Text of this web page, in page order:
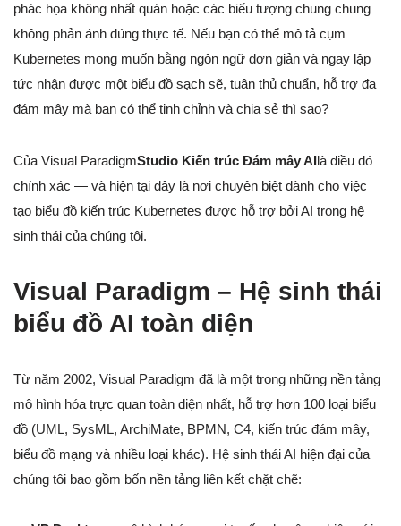
phác họa không nhất quán hoặc các biểu tượng chung chung
không phản ánh đúng thực tế. Nếu bạn có thể mô tả cụm
Kubernetes mong muốn bằng ngôn ngữ đơn giản và ngay lập
tức nhận được một biểu đồ sạch sẽ, tuân thủ chuẩn, hỗ trợ đa
đám mây mà bạn có thể tinh chỉnh và chia sẻ thì sao?
Của Visual ParadigmStudio Kiến trúc Đám mây AIlà điều đó
chính xác — và hiện tại đây là nơi chuyên biệt dành cho việc
tạo biểu đồ kiến trúc Kubernetes được hỗ trợ bởi AI trong hệ
sinh thái của chúng tôi.
Visual Paradigm – Hệ sinh thái
biểu đồ AI toàn diện
Từ năm 2002, Visual Paradigm đã là một trong những nền tảng
mô hình hóa trực quan toàn diện nhất, hỗ trợ hơn 100 loại biểu
đồ (UML, SysML, ArchiMate, BPMN, C4, kiến trúc đám mây,
biểu đồ mạng và nhiều loại khác). Hệ sinh thái AI hiện đại của
chúng tôi bao gồm bốn nền tảng liên kết chặt chẽ: